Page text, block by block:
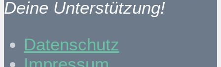
Deine Unterstützung!
Datenschutz